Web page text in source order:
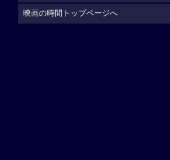
映画の時間トップページへ